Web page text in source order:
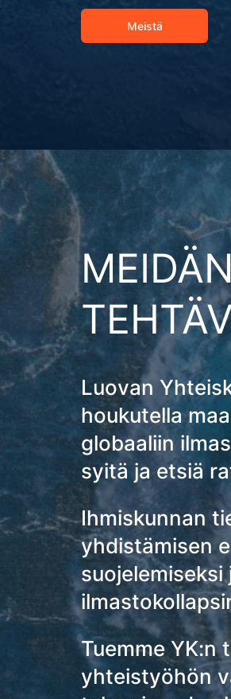
Meistä
Luovan
houkutella
globaaliin
syitä ja etsiä
Ihmiskunnan
yhdistämisen
suojelemiseksi
Tuemme YK:n
yhteistyöhön